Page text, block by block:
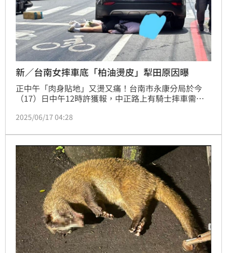
新／台南女摔車底「柏油燙皮」犁田原因曝
正中午「肉身貼地」又燙又痛！台南市永康分局於今
（17）日中午12時許獲報，中正路上有騎士摔車需要
輛機車打滑犁田，其中一名女騎士更摔進轎車車底，距
2025/06/17 04:28